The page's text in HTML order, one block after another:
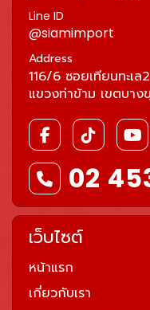
Line ID
@siamimport
Address
116/6 ซอยเทียนทะเ
แขวงท่าข้าม เขตบาง
02
เว็บไซต์
หน้าแรก
เกี่ยวกับเรา